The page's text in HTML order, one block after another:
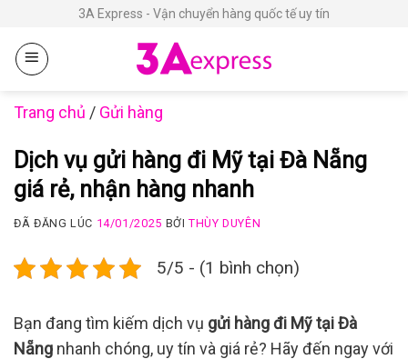
nội
3A Express - Vận chuyển hàng quốc tế uy tín
Trang chủ / Gửi hàng
Dịch vụ gửi hàng đi Mỹ tại Đà Nẵng
giá rẻ, nhận hàng nhanh
ĐÃ ĐĂNG LÚC 14/01/2025 BỞITHÙY DUYÊN
5/5 - (1 bình chọn)
Bạn đang tìm kiếm dịch vụ gửi hàng đi Mỹ tại Đà
Nẵng nhanh chóng, uy tín và giá rẻ? Hãy đến ngay với